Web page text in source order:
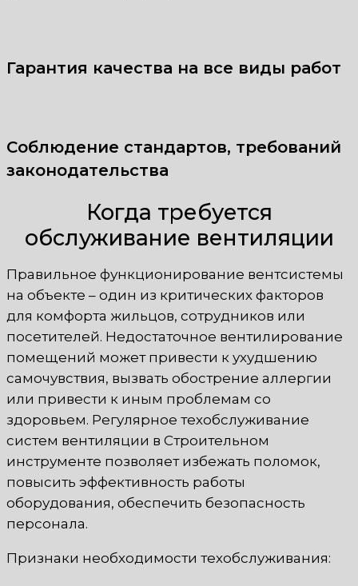
Гарантия качества на все виды работ
Соблюдение стандартов, требований
законодательства
Когда требуется
обслуживание вентиляции
Правильное функционирование вентсистемы
на объекте – один из критических факторов
для комфорта жильцов, сотрудников или
посетителей. Недостаточное вентилирование
помещений может привести к ухудшению
самочувствия, вызвать обострение аллергии
или привести к иным проблемам со
здоровьем. Регулярное техобслуживание
систем вентиляции в Строительном
инструменте позволяет избежать поломок,
повысить эффективность работы
оборудования, обеспечить безопасность
персонала.
Признаки необходимости техобслуживания: